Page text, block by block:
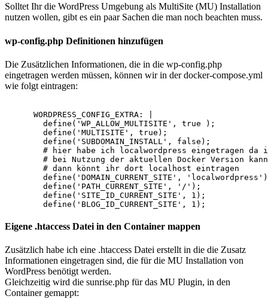
Solltet Ihr die WordPress Umgebung als MultiSite (MU) Installation
nutzen wollen, gibt es ein paar Sachen die man noch beachten muss.
wp-config.php Definitionen hinzufügen
Die Zusätzlichen Informationen, die in die wp-config.php
eingetragen werden müssen, können wir in der docker-compose.yml
wie folgt eintragen:
      WORDPRESS_CONFIG_EXTRA: |
        define('WP_ALLOW_MULTISITE', true );
        define('MULTISITE', true);
        define('SUBDOMAIN_INSTALL', false);
# hier habe ich localwordpress eingetragen da
# bei Nutzung der aktuellen Docker Version
        # dann könnt ihr dort localhost eintragen
define('DOMAIN_CURRENT_SITE',
        define('PATH_CURRENT_SITE', '/');
        define('SITE_ID_CURRENT_SITE', 1);
Eigene .htaccess Datei in den Container mappen
Zusätzlich habe ich eine .htaccess Datei erstellt in die die Zusatz
Informationen eingetragen sind, die für die MU Installation von
WordPress benötigt werden.
Gleichzeitig wird die sunrise.php für das MU Plugin, in den
Container gemappt: